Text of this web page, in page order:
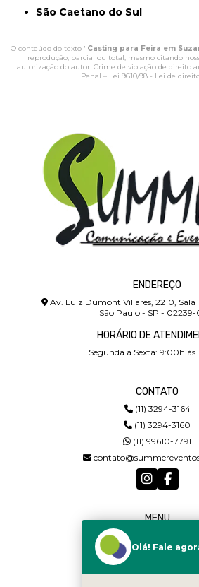
São Caetano do Sul
O conteúdo do texto "Casting para Feira em
reprodução, parcial ou total, mesmo citando
autorização do autor. Crime de violação de direito
Penal – Lei 9610/98 - Lei de
ENDEREÇO
Av. Luiz Dumont Villares, 2210, Sala
São Paulo - SP -
HORÁRIO DE
Segunda à Sexta: 9:00h às
CONTATO
(11) 3294-3164
(11) 3294-3160
(11) 99610-7791
MENU
QUEM SOMOS
Olá! Fale